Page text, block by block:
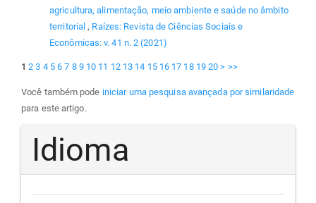
agricultura, alimentação, meio ambiente e saúde no âmbito
territorial , Raízes: Revista de Ciências Sociais e
Econômicas: v. 41 n. 2 (2021)
1 2 3 4 5 6 7 8 9 10 11 12 13 14 15 16 17 18 19 20 > >>
Você também pode iniciar uma pesquisa avançada por similaridade
para este artigo.
Idioma